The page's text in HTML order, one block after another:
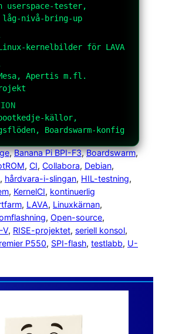
userspace-tester,
nivå-bring-up
kernelbilder för LAVA
Apertis m.fl.
källor,
Boardswarm-konfig
, Banana Pi BPI-F3, Boardswarm ,
, CI, Collabora, Debian
, hårdvara-i-slingan, HIL-testning
, KernelCI, kontinuerlig
, LAVA, Linuxkärnan
, Open-source
V, RISE-projektet, seriell konsol
P550, SPI-flash, testlabb, U-